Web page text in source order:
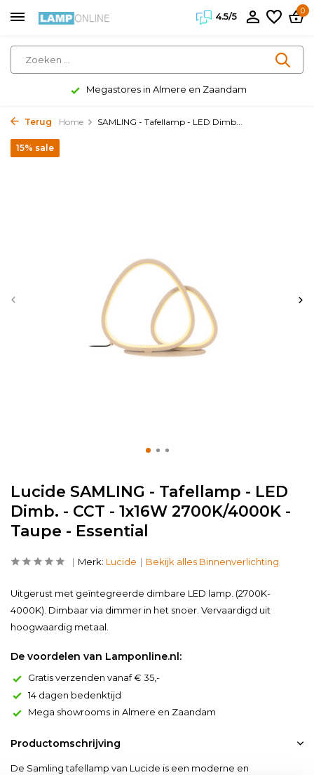
4.5/5
0
Megastores in Almere en Zaandam
Terug Home SAMLING - Tafellamp - LED Dimb...
Lucide SAMLING - Tafellamp - LED
Dimb. - CCT - 1x16W 2700K/4000K -
Taupe - Essential
15% sale
Merk: Lucide Bekijk alles Binnenverlichting
Uitgerust met geïntegreerde dimbare LED lamp. (2700K-
4000K). Dimbaar via dimmer in het snoer. Vervaardigd uit
hoogwaardig metaal.
De voordelen van Lamponline.nl:
Gratis verzenden vanaf € 35,-
14 dagen bedenktijd
Mega showrooms in Almere en Zaandam
Productomschrijving
De Samling tafellamp van Lucide is een moderne en